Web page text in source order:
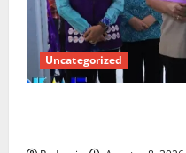
Uncategorized